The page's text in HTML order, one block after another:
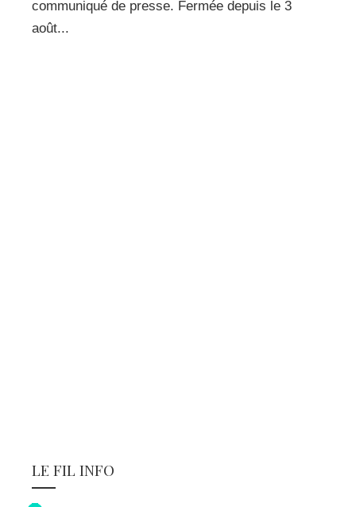
communiqué de presse. Fermée depuis le 3
août...
LE FIL INFO